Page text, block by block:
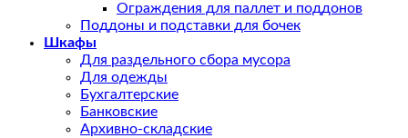
Ограждения для паллет и поддонов
Поддоны и подставки для бочек
Шкафы
Для раздельного сбора мусора
Для одежды
Бухгалтерские
Банковские
Архивно-складские